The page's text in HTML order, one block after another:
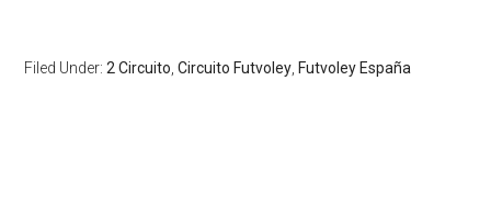
Filed Under:2 Circuito ,Circuito Futvoley Futvoley España